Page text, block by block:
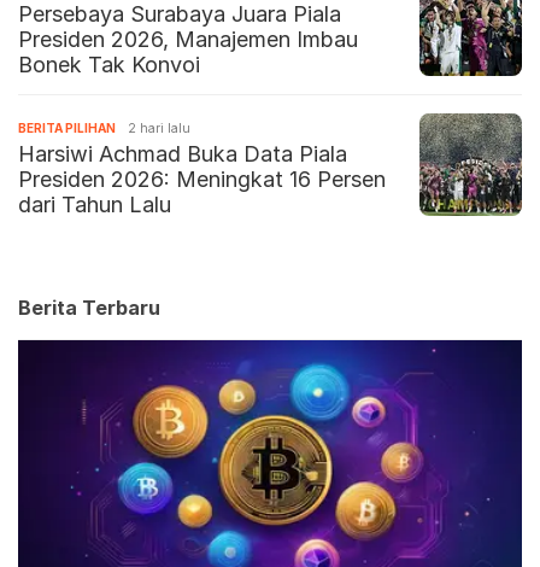
Persebaya Surabaya Juara Piala
Presiden 2026, Manajemen Imbau
Bonek Tak Konvoi
BERITA PILIHAN 2 hari lalu
Harsiwi Achmad Buka Data Piala
Presiden 2026: Meningkat 16 Persen
dari Tahun Lalu
Berita Terbaru